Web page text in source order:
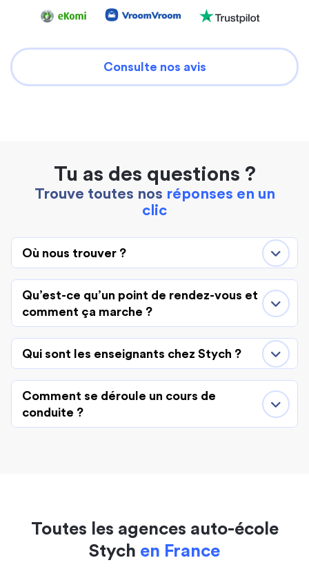
Consulte nos avis
Tu as des questions ?
Trouve toutes nos réponses en un
clic
Où nous trouver ?
Qu’est-ce qu’un point de rendez-vous et
comment ça marche ?
Qui sont les enseignants chez Stych ?
Comment se déroule un cours de
conduite ?
Toutes les agences auto-école
Stych en France